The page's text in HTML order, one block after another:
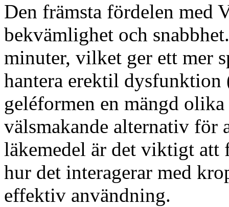
Den främsta fördelen med
bekvämlighet och
minuter, vilket ger ett mer
hantera erektil
geléformen en mängd
välsmakande alternativ för
läkemedel är det viktigt att
hur det interagerar med
effektiv användning.